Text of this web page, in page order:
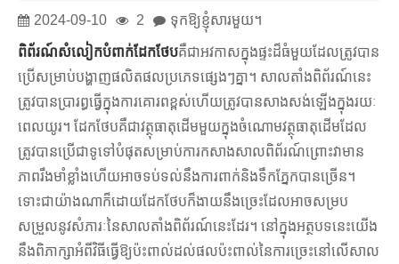
2024-09-10 2 ទុកឱ្យខ្ញុំសារមួយ។
ពិព័រណ៍សំលៀកបំពាក់ដែកថែបគឺជាអវកាសក្នុងផ្ទះដ៏ធំមួយដែលត្រូវបាន
ប្រើសម្រាប់បង្ហាញផលិតផលប្រភេទផ្សេងៗគ្នា។ សាលតាំងពិព័រណ៍នេះ
ត្រូវបានប្រារព្ធធ្វើក្នុងការគោរពខ្ពស់ហើយត្រូវបានសាងសង់ឡើងក្នុងរយៈ
ពេលយូរ។ ដែកថែបគឺជាវត្ថុធាតុដើមមួយក្នុងចំណោមវត្ថុធាតុដើមដែល
ត្រូវបានប្រើជាទូទៅបំផុតសម្រាប់ការកសាងសាលពិព័រណ៍ព្រោះវាមាន
ភាពរឹងមាំខ្លាំងហើយអាចទប់ទល់នឹងការពាក់និងទឹកភ្នែកបានច្រើន។
ទោះជាយ៉ាងណាក៏ដោយដែកថែបក៏ងាយនឹងច្រេះដែលអាចសម្រប
សម្រួលនូវសំភារៈនៃសាលតាំងពិព័រណ៍នេះដែរ។ នៅក្នុងអត្ថបទនេះយើង
នឹងពិភាក្សាអំពីវិធីធ្វើឱ្យប៉ះពាល់ដល់ផលប៉ះពាល់នៃការច្រេះនៅលើសាល